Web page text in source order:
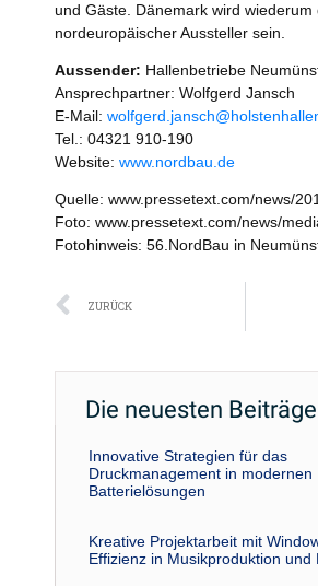
und Gäste. Dänemark wird
nordeuropäischer Aussteller sein.
Aussender: Hallenbetriebe
Ansprechpartner: Wolfgerd Jansch
E-Mail:
Tel.: 04321 910-190
Website: www.nordbau.de
Quelle: www.pressetext.com/news/
Foto: www.pressetext.com/news/
Fotohinweis: 56.NordBau in
Zurück
ZURÜCK
Die neuesten Beiträge
Innovative Strategien für das
Druckmanagement in modernen
Batterielösungen
Kreative Projektarbeit mit
Effizienz in Musikproduktion und